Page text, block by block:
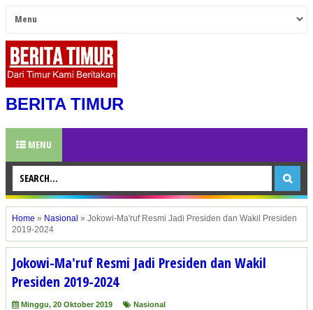
BERITA TIMUR
MENU
Home » Nasional » Jokowi-Ma'ruf Resmi Jadi Presiden dan Wakil Presiden
2019-2024
Jokowi-Ma'ruf Resmi Jadi Presiden dan Wakil
Presiden 2019-2024
Minggu, 20 Oktober 2019 Nasional